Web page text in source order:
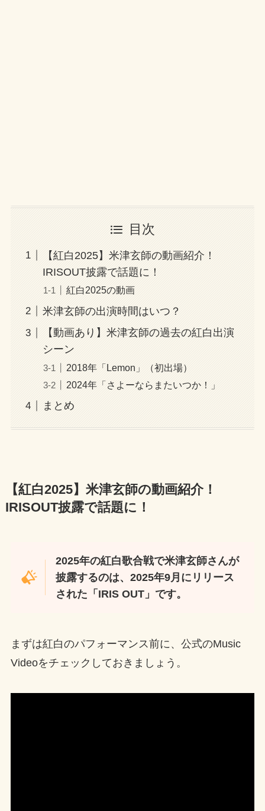
目次
【紅白2025】米津玄師の動画紹介！
IRISOUT披露で話題に！
紅白2025の動画
米津玄師の出演時間はいつ？
【動画あり】米津玄師の過去の紅白出演
シーン
2018年「Lemon」（初出場）
2024年「さよーならまたいつか！」
まとめ
【紅白2025】米津玄師の動画紹介！
IRISOUT披露で話題に！
2025年の紅白歌合戦で米津玄師さんが
披露するのは、2025年9月にリリース
された「IRIS OUT」です。
まずは紅白のパフォーマンス前に、公式のMusic
Videoをチェックしておきましょう。